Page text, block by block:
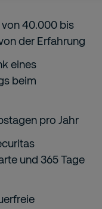
40.000 bis
der Erfahrung
eines
beim
pro Jahr
und 365 Tage